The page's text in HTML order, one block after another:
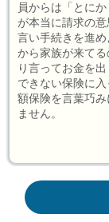
員からは「とに
が本当に請求の
言い手続きを進
から家族が来て
り言ってお金を
できない保険に
額保険を言葉巧
ません。